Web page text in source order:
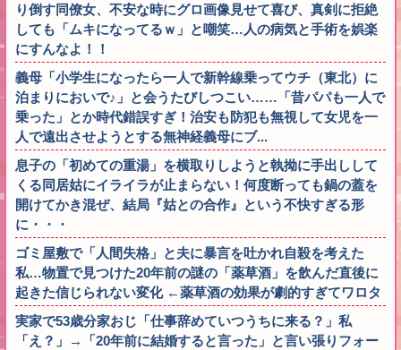
り倒す同僚女、不安な時にグロ画像見せて喜び、真剣に拒絶
しても「ムキになってるｗ」と嘲笑…人の病気と手術を娯楽
にすんなよ！！
義母「小学生になったら一人で新幹線乗ってウチ（東北）に
泊まりにおいで♪」と会うたびしつこい……「昔パパも一人で
乗った」とか時代錯誤すぎ！治安も防犯も無視して女児を一
人で遠出させようとする無神経義母にブ...
息子の「初めての重湯」を横取りしようと執拗に手出しして
くる同居姑にイライラが止まらない！何度断っても鍋の蓋を
開けてかき混ぜ、結局『姑との合作』という不快すぎる形
に・・・
ゴミ屋敷で「人間失格」と夫に暴言を吐かれ自殺を考えた
私…物置で見つけた20年前の謎の「薬草酒」を飲んだ直後に
起きた信じられない変化 ←薬草酒の効果が劇的すぎてワロタ
実家で53歳分家おじ「仕事辞めていつうちに来る？」私
「え？」→「20年前に結婚すると言った」と言い張りフォー